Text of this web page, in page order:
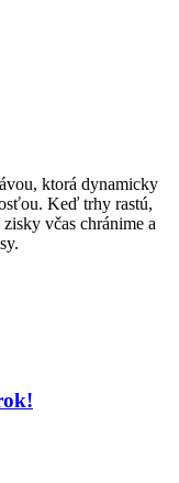
ktorá dynamicky
Keď trhy rastú,
včas chránime a